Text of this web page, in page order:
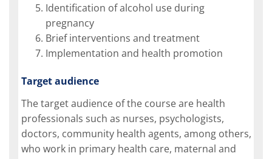
Identification of alcohol use during
pregnancy
Brief interventions and treatment
Implementation and health promotion
Target audience
The target audience of the course are health
professionals such as nurses, psychologists,
doctors, community health agents, among others,
who work in primary health care, maternal and